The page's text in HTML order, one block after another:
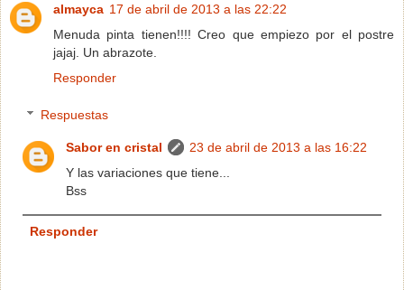
almayca 17 de abril de 2013 a las 22:22
Menuda pinta tienen!!!! Creo que empiezo por el postre
jajaj. Un abrazote.
Responder
Respuestas
Sabor en cristal
23 de abril de 2013 a las 16:22
Y las variaciones que tiene...
Bss
Responder